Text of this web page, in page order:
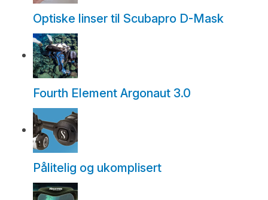
Optiske linser til Scubapro D-Mask
Fourth Element Argonaut 3.0
Pålitelig og ukomplisert